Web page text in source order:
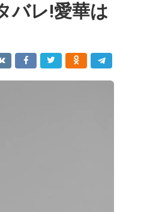
バレ!愛華は